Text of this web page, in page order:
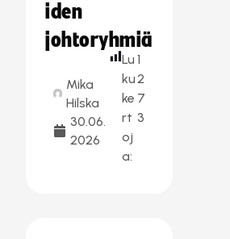
iden
johtoryhmiä
Mika
Hilska
30.06.
2026
Lu
ku
ke
rt
oj
a:
1
2
7
3